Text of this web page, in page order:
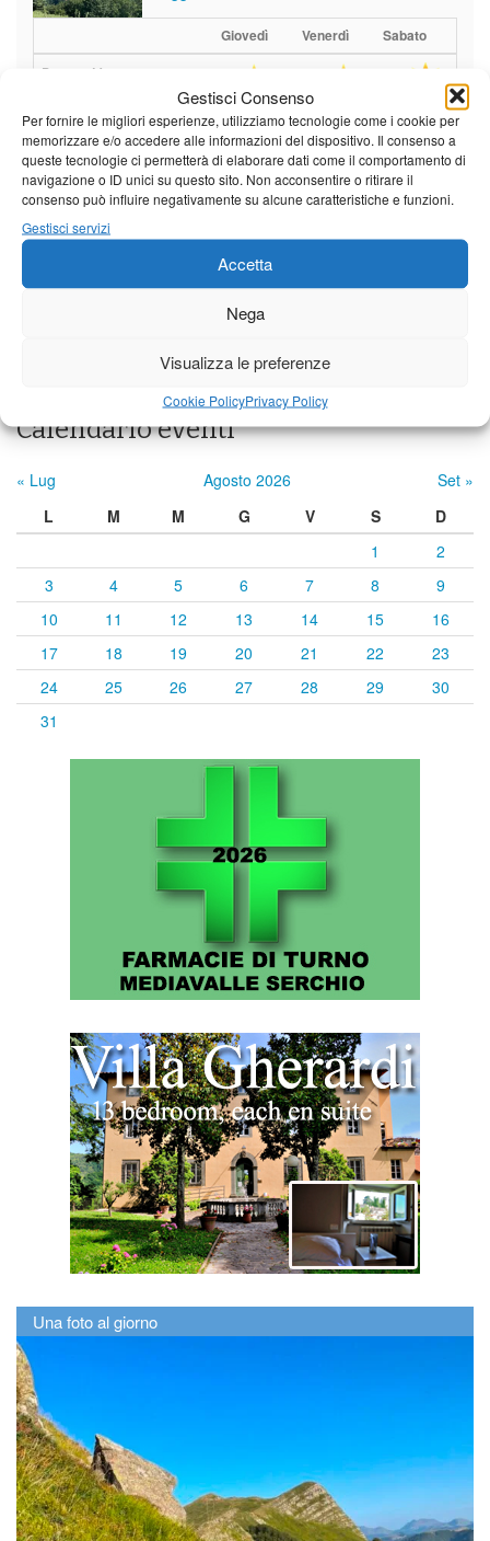
Gestisci Consenso
Per fornire le migliori esperienze, utilizziamo tecnologie come i cookie per
memorizzare e/o accedere alle informazioni del dispositivo. Il consenso a
queste tecnologie ci permetterà di elaborare dati come il comportamento di
navigazione o ID unici su questo sito. Non acconsentire o ritirare il
consenso può influire negativamente su alcune caratteristiche e funzioni.
Gestisci servizi
Accetta
Nega
Visualizza le preferenze
Cookie PolicyPrivacy Policy
Giovedì Venerdì Sabato
Borgo a Mozzano
19°C |38°C 21°C 37°C 21°C 36°C
Barga
19°C|35°C 21°C|34°C 21°C
Castelnuovo Garfagnana
20°C|35°C
Calendario eventi
« Lug Agosto 2026
Set »
L
M M G V S
D
1
2
3
4 5 6 7 8
9
10
11 12 13 14 15
16
17
18 19 20 21 22
23
24
25 26 27 28 29
30
31
Una foto al giorno